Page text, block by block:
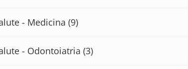
- Medicina (9)
- Odontoiatria (3)